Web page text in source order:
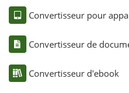
Convertisseur pour
Convertisseur de
Convertisseur d'ebook